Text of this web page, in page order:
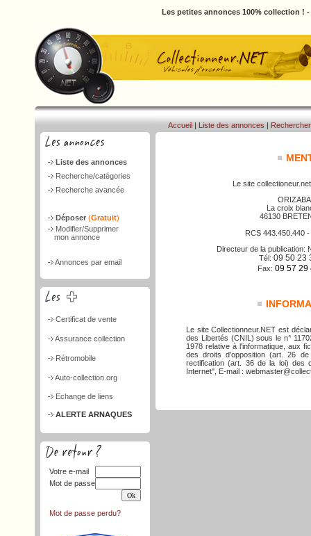
Les petites annonces 100% collection !
Liste des annonces
Recherche/catégories
Recherche avancée
Déposer (Gratuit)
Modifier/Supprimer
mon annonce
Annonces par email
Certificat de vente
Assurance collection
Rétromobile
Auto-collection.org
Echange de liens
ALERTE ARNAQUES
Votre e-mail
Mot de passe
Mot de passe perdu?
Accueil | Liste des annonces | Rechercher
Le site
ORIZABA
La croix
46130
RCS 443.450.440
Directeur de la publication:
Tél: 09 50 23
Fax: 09 57 29
Le site Collectionneur.NET est
des Libertés (CNIL) sous le n°
1978 relative à l'informatique, aux
des droits d'opposition (art. 26
rectification (art. 36 de la loi) des
Internet", E-mail :